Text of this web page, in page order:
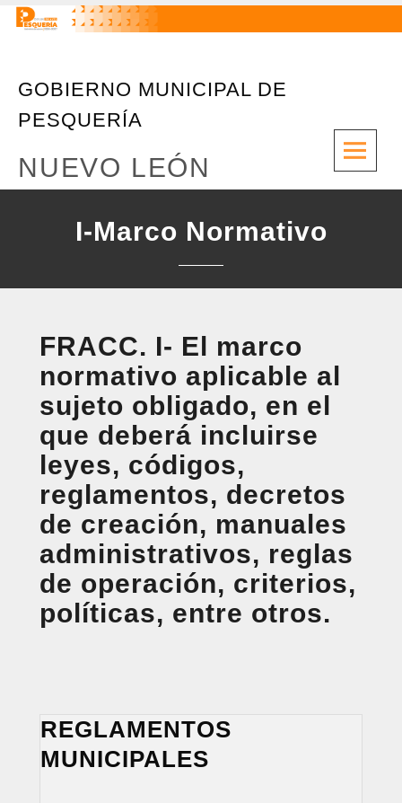
GOBIERNO MUNICIPAL DE
PESQUERÍA
NUEVO LEÓN
I-Marco Normativo
FRACC. I- El marco
normativo aplicable al
sujeto obligado, en el
que deberá incluirse
leyes, códigos,
reglamentos, decretos
de creación, manuales
administrativos, reglas
de operación, criterios,
políticas, entre otros.
REGLAMENTOS
MUNICIPALES